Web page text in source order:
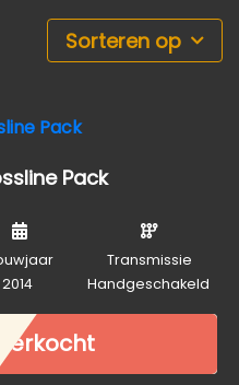
Sorteren op
Pack
2014
Transmissie
Handgeschakeld
Verkocht